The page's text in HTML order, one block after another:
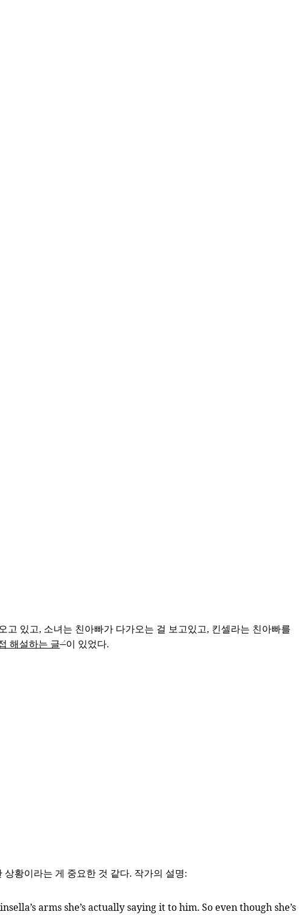
있고, 소녀는 친아빠가 다가오는 걸 보고있고, 킨셀라는 친아빠를
해설하는 글 이 있었다.
황이라는 게 중요한 것 같다. 작가의 설명:
arms she’s actually saying it to him. So even though she’s